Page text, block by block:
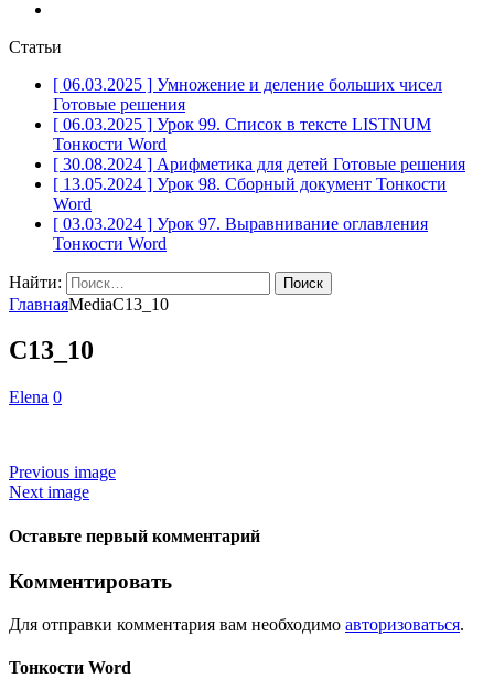
Статьи
[ 06.03.2025 ] Умножение и деление больших чисел
Готовые решения
[ 06.03.2025 ] Урок 99. Список в тексте LISTNUM
Тонкости Word
[ 30.08.2024 ] Арифметика для детей Готовые решения
[ 13.05.2024 ] Урок 98. Сборный документ Тонкости
Word
[ 03.03.2024 ] Урок 97. Выравнивание оглавления
Тонкости Word
Найти:
ГлавнаяMediaС13_10
С13_10
Elena 0
Previous image
Next image
Оставьте первый комментарий
Комментировать
Для отправки комментария вам необходимо авторизоваться.
Тонкости Word